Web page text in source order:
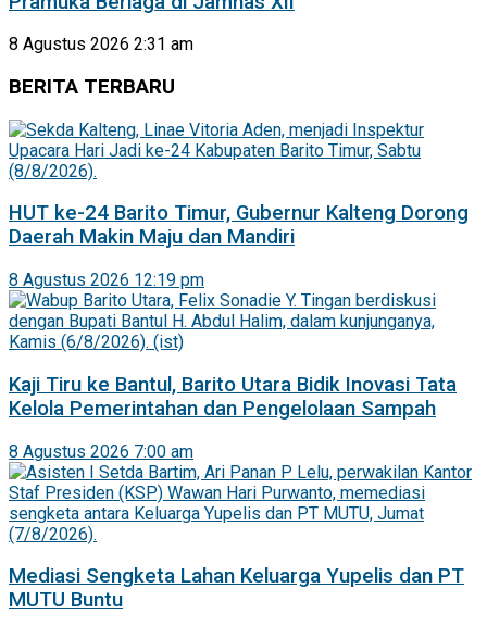
8 Agustus 2026 2:31 am
BERITA TERBARU
HUT ke-24 Barito Timur, Gubernur Kalteng Dorong
Daerah Makin Maju dan Mandiri
8 Agustus 2026 12:19 pm
Kaji Tiru ke Bantul, Barito Utara Bidik Inovasi Tata
Kelola Pemerintahan dan Pengelolaan Sampah
8 Agustus 2026 7:00 am
Mediasi Sengketa Lahan Keluarga Yupelis dan PT
MUTU Buntu